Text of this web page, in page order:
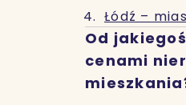
Łódź –
Od
cenami